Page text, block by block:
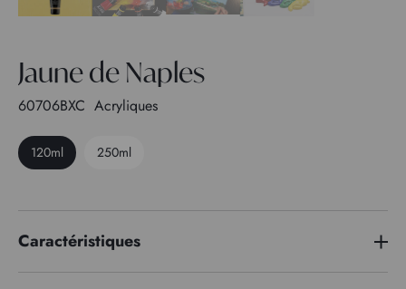
Jaune de Naples
60706BXC Acryliques
120ml 250ml
Caractéristiques